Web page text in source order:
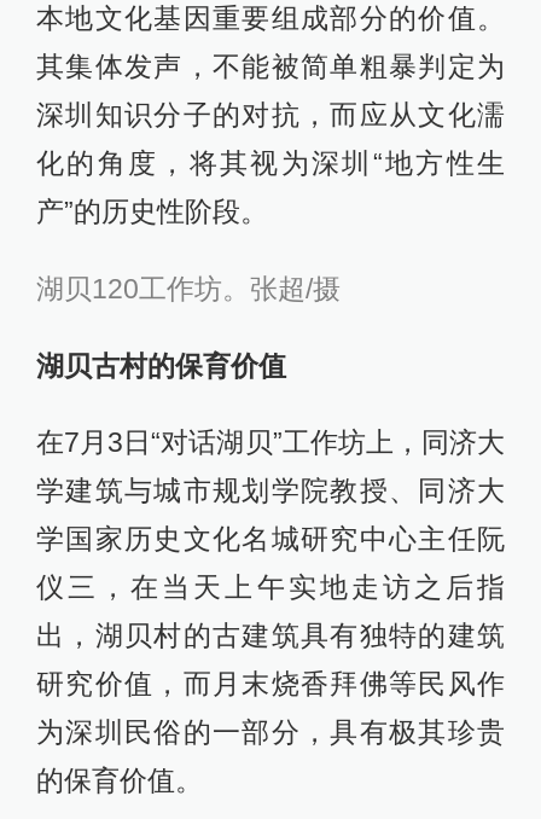
本地文化基因重要组成部分的价值。
其集体发声，不能被简单粗暴判定为
深圳知识分子的对抗，而应从文化濡
化的角度，将其视为深圳“地方性生
产”的历史性阶段。
湖贝120工作坊。张超/摄
湖贝古村的保育价值
在7月3日“对话湖贝”工作坊上，同济大
学建筑与城市规划学院教授、同济大
学国家历史文化名城研究中心主任阮
仪三，在当天上午实地走访之后指
出，湖贝村的古建筑具有独特的建筑
研究价值，而月末烧香拜佛等民风作
为深圳民俗的一部分，具有极其珍贵
的保育价值。